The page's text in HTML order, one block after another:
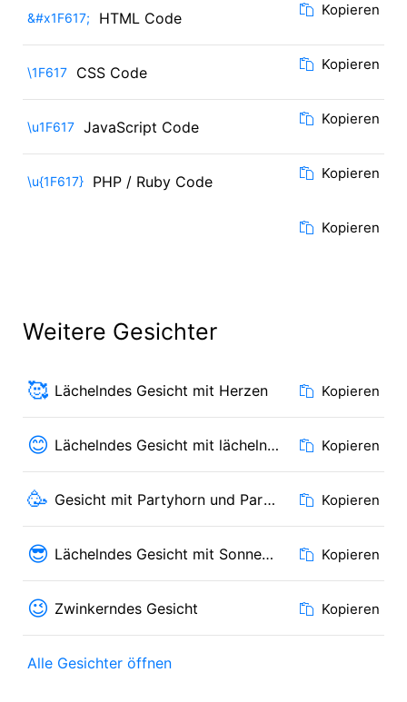
Kopieren
&#x1F617; HTML Code
Kopieren
\1F617 CSS Code
Kopieren
\u1F617 JavaScript Code
Kopieren
\u{1F617} PHP / Ruby Code
Kopieren
Weitere Gesichter
🥰 Lächelndes Gesicht mit Herzen Kopieren
😊 Lächelndes Gesicht mit lächelnden Augen Kopieren
🥳 Gesicht mit Partyhorn und Partyhut Kopieren
😎 Lächelndes Gesicht mit Sonnenbrille Kopieren
😉 Zwinkerndes Gesicht Kopieren
Alle Gesichter öffnen